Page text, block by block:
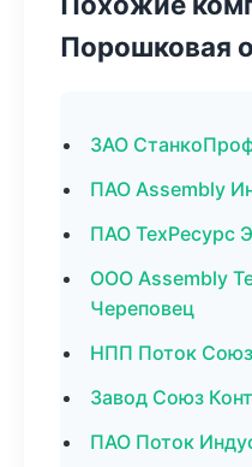
Порошковая
ЗАО
ПАО Assembly
ПАО ТехРесурс
ООО Assembly
Череповец
НПП Поток
Завод Союз
ПАО Поток